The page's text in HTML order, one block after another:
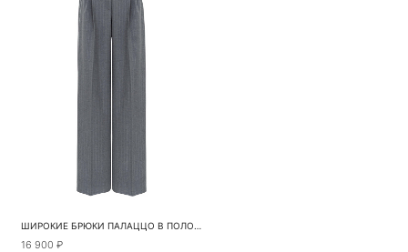
ШИРОКИЕ БРЮКИ ПАЛАЦЦО В ПОЛОСКУ
16 900 ₽